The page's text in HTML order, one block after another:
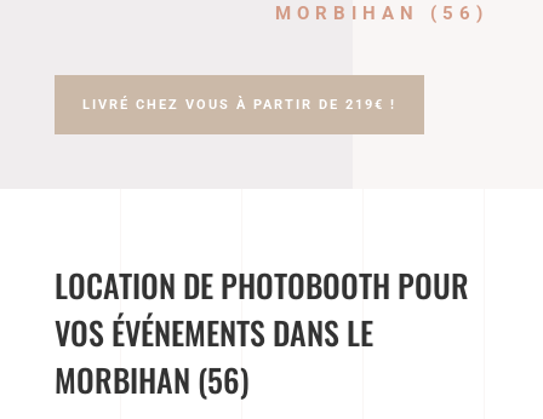
MORBIHAN (56)
LIVRÉ CHEZ VOUS À PARTIR DE 219€ !
LOCATION DE PHOTOBOOTH POUR
VOS ÉVÉNEMENTS DANS LE
MORBIHAN (56)